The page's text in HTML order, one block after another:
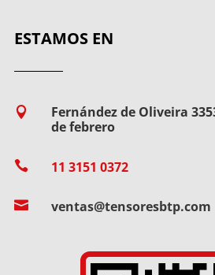
ESTAMOS EN

Fernández de Oliveira
de febrero
 11 3151 0372
 ventas@tensoresbtp.com